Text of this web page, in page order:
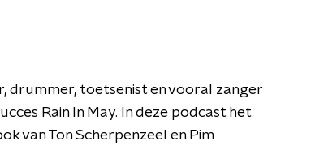
drummer, toetsenist en vooral zanger
Rain In May. In deze podcast het
van Ton Scherpenzeel en Pim